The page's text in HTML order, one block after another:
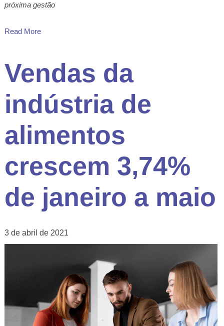
próxima gestão
Read More
Vendas da
indústria de
alimentos
crescem 3,74%
de janeiro a maio
3 de abril de 2021